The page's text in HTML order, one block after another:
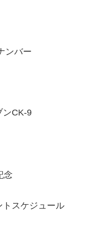
ンバー
ンCK-9
念
スケジュール